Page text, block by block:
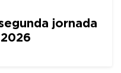
jornada